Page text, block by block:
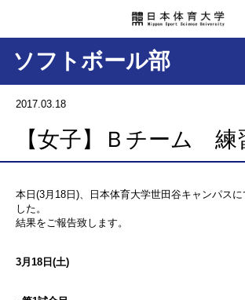
ソフトボール部
2017.03.18
【女子】Ｂチーム 練
本日(3月18日)、日本体育大学世田谷キャンパス
した。
結果をご報告致します。
3月18日(土)